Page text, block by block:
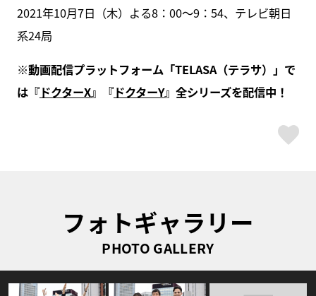
2021年10月7日（木）よる8：00～9：54、テレビ朝日
系24局
※動画配信プラットフォーム「TELASA（テラサ）」で
は『ドクターX』『ドクターY』全シリーズを配信中！
フォトギャラリー
PHOTO GALLERY